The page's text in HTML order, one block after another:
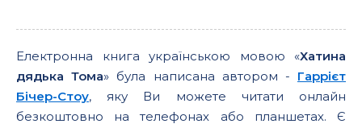
Електронна книга українською мовою «Хатина
дядька Тома» була написана автором - Гаррієт
Бічер-Стоу, яку Ви можете читати онлайн
безкоштовно на телефонах або планшетах. Є